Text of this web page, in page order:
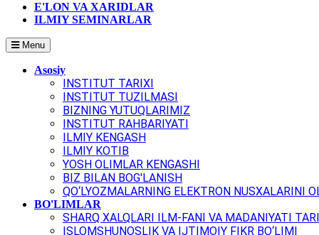
E'LON VA XARIDLAR
ILMIY SEMINARLAR
Menu
Asosiy
INSTITUT TARIXI
INSTITUT TUZILMASI
BIZNING YUTUQLARIMIZ
INSTITUT RAHBARIYATI
ILMIY KENGASH
ILMIY KOTIB
YOSH OLIMLAR KENGASHI
BIZ BILAN BOG'LANISH
QO‘LYOZMALARNING ELEKTRON NUSXALARINI
BO'LIMLAR
SHARQ XALQLARI ILM-FANI VA MADANIYATI
ISLOMSHUNOSLIK VA IJTIMOIY FIKR BO‘LIMI